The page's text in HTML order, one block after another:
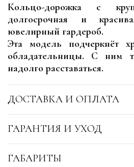
Кольцо-дорожка с
долгосрочная и
ювелирный гардероб.
Эта модель подчеркнёт
обладательницы. С ним
надолго расставаться.
ДОСТАВКА И ОПЛАТА
ГАРАНТИЯ И УХОД
ГАБАРИТЫ